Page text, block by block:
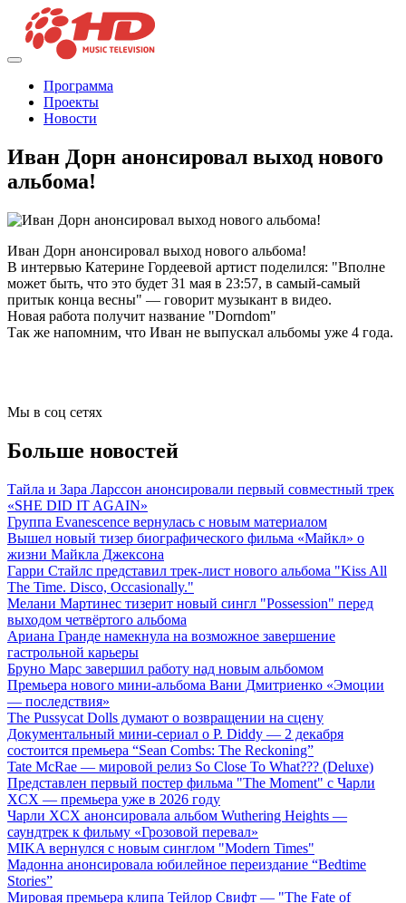
Программа
Проекты
Новости
Иван Дорн анонсировал выход нового
альбома!
Иван Дорн анонсировал выход нового альбома!
В интервью Катерине Гордеевой артист поделился: "Вполне
может быть, что это будет 31 мая в 23:57, в самый-самый
притык конца весны" — говорит музыкант в видео.
Новая работа получит название "Dorndom"
Так же напомним, что Иван не выпускал альбомы уже 4 года.
Мы в соц сетях
Больше новостей
Тайла и Зара Ларссон анонсировали первый совместный трек
«SHE DID IT AGAIN»
Группа Evanescence вернулась с новым материалом
Вышел новый тизер биографического фильма «Майкл» о
жизни Майкла Джексона
Гарри Стайлс представил трек-лист нового альбома "Kiss All
The Time. Disco, Occasionally."
Мелани Мартинес тизерит новый сингл "Possession" перед
выходом четвёртого альбома
Ариана Гранде намекнула на возможное завершение
гастрольной карьеры
Бруно Марс завершил работу над новым альбомом
Премьера нового мини-альбома Вани Дмитриенко «Эмоции
— последствия»
The Pussycat Dolls думают о возвращении на сцену
Документальный мини-сериал о P. Diddy — 2 декабря
состоится премьера “Sean Combs: The Reckoning”
Tate McRae — мировой релиз So Close To What??? (Deluxe)
Представлен первый постер фильма "The Moment" с Чарли
XCX — премьера уже в 2026 году
Чарли XCX анонсировала альбом Wuthering Heights —
саундтрек к фильму «Грозовой перевал»
MIKA вернулся с новым синглом "Modern Times"
Мадонна анонсировала юбилейное переиздание “Bedtime
Stories”
Мировая премьера клипа Тейлор Свифт — "The Fate of